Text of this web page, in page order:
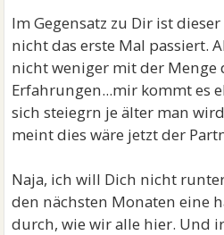
Im Gegensatz zu Dir ist
nicht das erste Mal passiert.
nicht weniger mit der Menge
Erfahrungen...mir kommt es
sich steiegrn je älter man
meint dies wäre jetzt der
Naja, ich will Dich nicht
den nächsten Monaten eine
durch, wie wir alle hier. Und